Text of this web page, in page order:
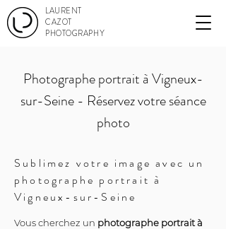
LAURENT
CAZOT
PHOTOGRAPHY
Photographe portrait à Vigneux-
sur-Seine - Réservez votre séance
photo
Sublimez votre image avec un
photographe portrait à
Vigneux-sur-Seine
Vous cherchez un photographe portrait à